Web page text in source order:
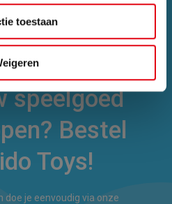
toestaan
speelgoed
Bestel
Toys!
doe je eenvoudig via onze